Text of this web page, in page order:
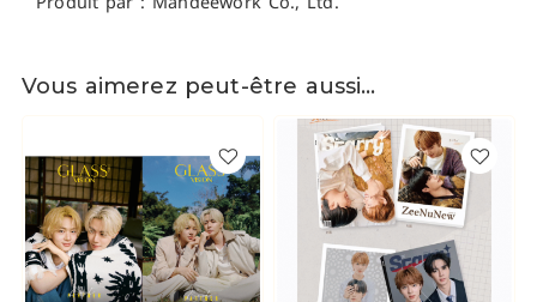
Vous aimerez peut-être aussi…